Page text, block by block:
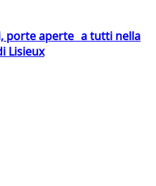
porte aperte a tutti nella
Lisieux